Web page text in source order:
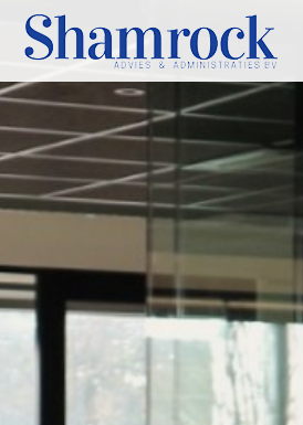
Home
Team
Diensten
Tips
Contact